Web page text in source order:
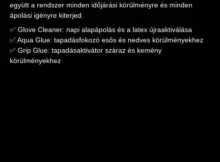
együtt a rendszer minden időjárási körülményre és minden
ápolási igényre kiterjed.
✅ Glove Cleaner: napi alapápolás és a latex újraaktiválása
✅ Aqua Glue: tapadásfokozó esős és nedves körülményekhez
✅ Grip Glue: tapadásaktivátor száraz és kemény
körülményekhez